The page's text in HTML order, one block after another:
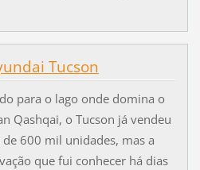
Tucson
para o lago onde domina o
Qashqai, o Tucson já vendeu
de 600 mil unidades, mas a
que fui conhecer há dias